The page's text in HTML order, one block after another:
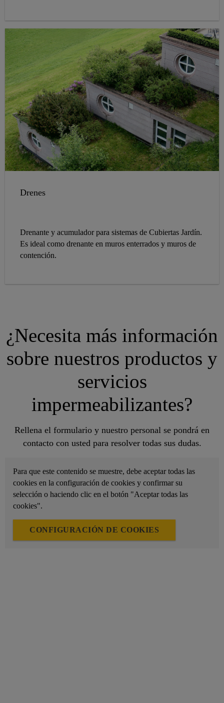
Drenes
Drenante y acumulador para sistemas de Cubiertas Jardín.
Es ideal como drenante en muros enterrados y muros de
contención.
¿Necesita más información
sobre nuestros productos y
servicios
impermeabilizantes?
Rellena el formulario y nuestro personal se pondrá en
contacto con usted para resolver todas sus dudas.
Para que este contenido se muestre, debe aceptar todas las
cookies en la configuración de cookies y confirmar su
selección o haciendo clic en el botón "Aceptar todas las
cookies".
CONFIGURACIÓN DE COOKIES